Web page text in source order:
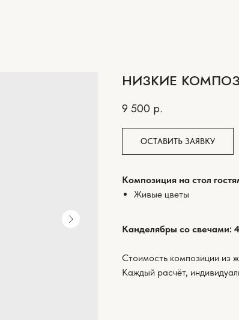
НИЗКИЕ
9 500 р.
ОСТАВИТЬ ЗАЯВКУ
Композиция на стол
Живые цветы
Канделябры со свечами:
Стоимость композиции из
Каждый расчёт,